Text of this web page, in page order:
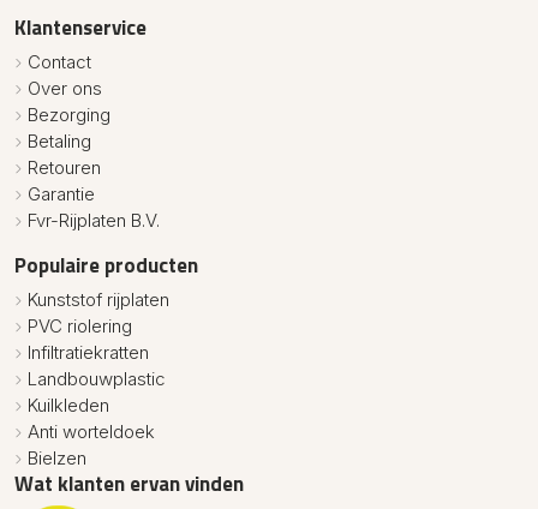
Klantenservice
Contact
Over ons
Bezorging
Betaling
Retouren
Garantie
Fvr-Rijplaten B.V.
Populaire producten
Kunststof rijplaten
PVC riolering
Infiltratiekratten
Landbouwplastic
Kuilkleden
Anti worteldoek
Bielzen
Wat klanten ervan vinden